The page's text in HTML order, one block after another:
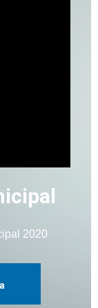
2020